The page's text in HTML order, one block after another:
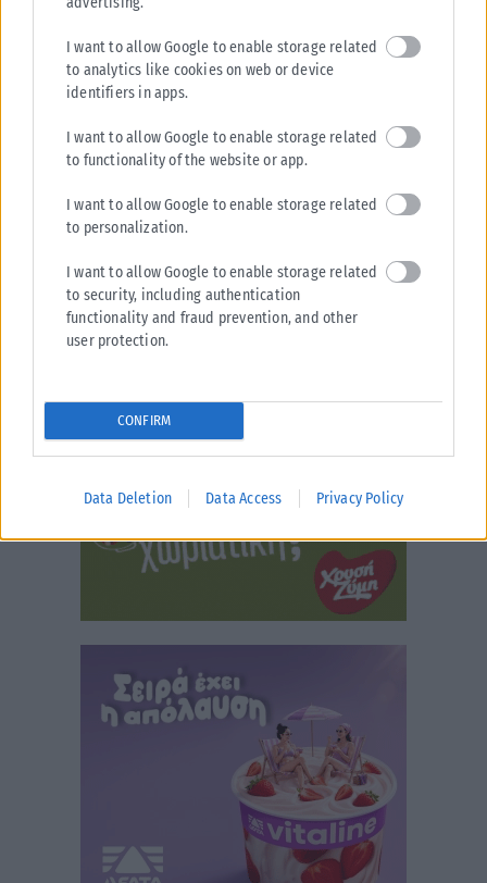
I want to allow Google to enable storage related
to analytics like cookies on web or device
identifiers in apps.
I want to allow Google to enable storage related
to functionality of the website or app.
I want to allow Google to enable storage related
to personalization.
I want to allow Google to enable storage related
to security, including authentication
functionality and fraud prevention, and other
user protection.
CONFIRM
Data Deletion Data Access Privacy Policy